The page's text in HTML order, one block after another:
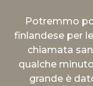
Potremmo
finlandese per
chiamata
qualche
grande è